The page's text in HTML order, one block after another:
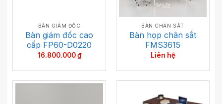
BÀN GIÁM ĐỐC
Bàn giám đốc cao
cấp FP60-D0220
16.800.000₫
BÀN CHÂN SẮT
Bàn họp chân sắt
FMS3615
Liên hệ